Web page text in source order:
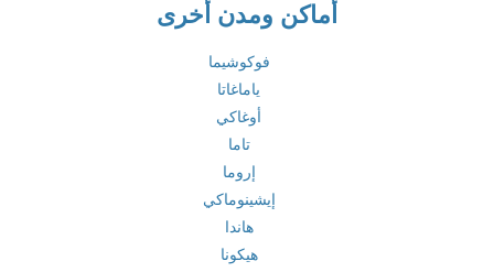
أماكن ومدن أخرى
فوكوشيما
ياماغاتا
أوغاكي
تاما
إروما
إيشينوماكي
هاندا
هيكونا